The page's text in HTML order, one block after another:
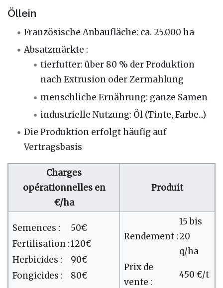
Öllein
Französische Anbaufläche: ca. 25.000 ha
Absatzmärkte :
tierfutter: über 80 % der Produktion
nach Extrusion oder Zermahlung
menschliche Ernährung: ganze Samen
industrielle Nutzung: Öl (Tinte, Farbe...)
Die Produktion erfolgt häufig auf
Vertragsbasis
Charges
opérationnelles en
€/ha
Produit
Semences :
50€
Fertilisation :120€
Herbicides :
90€
Fongicides :
80€
Rendement :
15 bis
20
q/ha
Prix de
vente :
450 €/t